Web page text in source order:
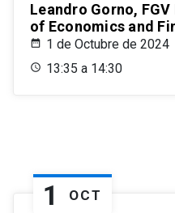
Leandro Gorno, FGV
of Economics and
1 de Octubre de 2024
13:35 a 14:30
1 OCT